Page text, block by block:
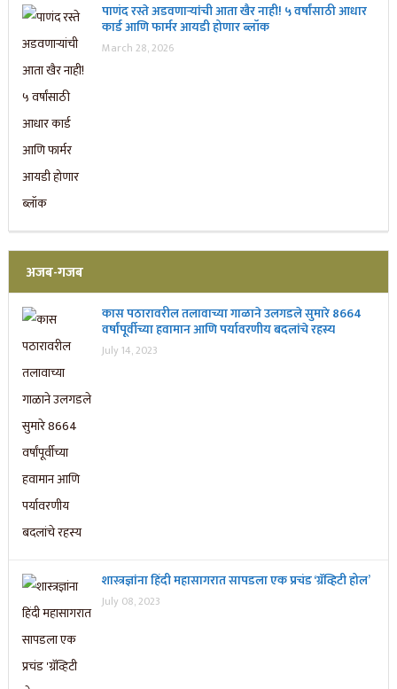
पाणंद रस्ते अडवणाऱ्यांची आता खैर नाही! ५ वर्षांसाठी आधार
कार्ड आणि फार्मर आयडी होणार ब्लॉक
March 28, 2026
अजब-गजब
कास पठारावरील तलावाच्या गाळाने उलगडले सुमारे 8664
वर्षांपूर्वीच्या हवामान आणि पर्यावरणीय बदलांचे रहस्य
July 14, 2023
शास्त्रज्ञांना हिंदी महासागरात सापडला एक प्रचंड ‘ग्रॅव्हिटी होल’
July 08, 2023